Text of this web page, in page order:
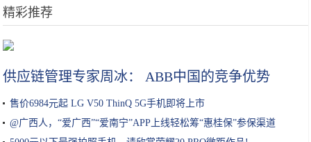
精彩推荐
供应链管理专家周冰： ABB中国的竞争优势
售价6984元起 LG V50 ThinQ 5G手机即将上市
@广西人，“爱广西”“爱南宁”APP上线轻松筹“惠桂保”参保渠道